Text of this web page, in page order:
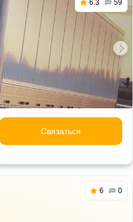
6.3 59
Связаться
6 0